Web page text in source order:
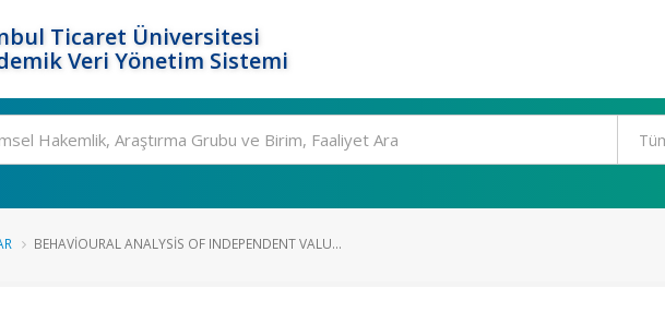
Ticaret Üniversitesi
Veri Yönetim Sistemi
BEHAVIOURAL ANALYSIS OF INDEPENDENT VALU...